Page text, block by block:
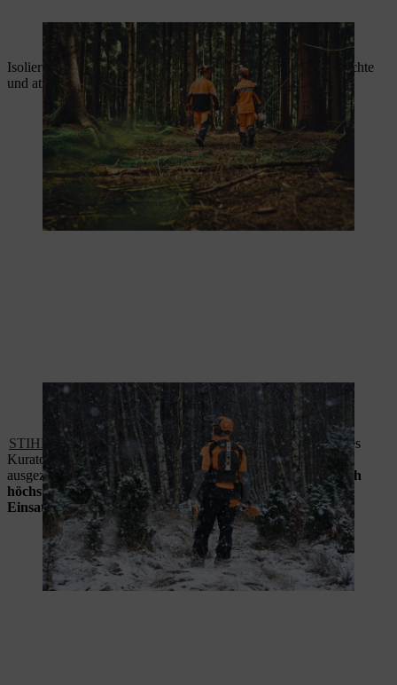
Ergonomische Schutzkleidung schafft Sicherheit und Tragekomfort
Isolierte Varianten schützen vor Kälte und Nässe, während leichte
und atmungsaktive Modelle für heiße Tage geeignet sind.
Wettertaugliche Schutzkleidung sorgt für sicheren Einsatz bei jedem
Wetter
STIHL Schutzausrüstung
ist unter anderem mit dem Siegel des
Kuratoriums für Waldarbeit und Forsttechnik e.V. (KWF)
ausgezeichnet. Das bedeutet,
die Komponenten wurden nach
höchsten Standards geprüft, sind für den professionellen
Einsatz geeignet und besonders langlebig.